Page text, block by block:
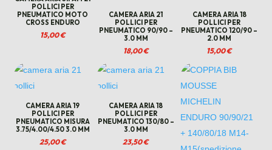
POLLICI PER
PNEUMATICO MOTO
CROSS ENDURO
15,00€
CAMERA ARIA 21
POLLICI PER
PNEUMATICO 90/90 –
3.0 MM
18,00€
CAMERA ARIA 18
POLLICI PER
PNEUMATICO 120/90 –
2.0 MM
15,00€
CAMERA ARIA 19
POLLICI PER
PNEUMATICO MISURA
3.75/4.00/4.50 3.0 MM
25,00€
CAMERA ARIA 18
POLLICI PER
PNEUMATICO 130/80 –
3.0 MM
23,50€